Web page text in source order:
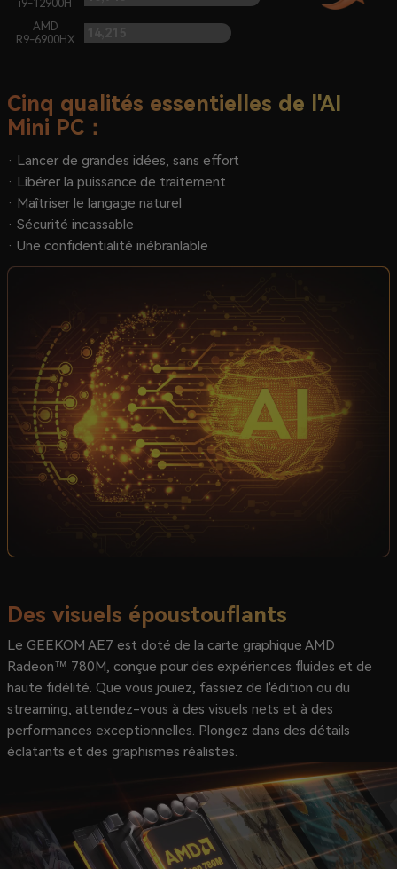
i9-12900H
AMD
R9-6900HX
Cinq qualités essentielles de l'AI
Mini PC：
· Lancer de grandes idées, sans effort
· Libérer la puissance de traitement
· Maîtriser le langage naturel
· Sécurité incassable
· Une confidentialité inébranlable
Des visuels époustouflants
Le GEEKOM AE7 est doté de la carte graphique AMD
Radeon™ 780M, conçue pour des expériences fluides et de
haute fidélité. Que vous jouiez, fassiez de l'édition ou du
streaming, attendez-vous à des visuels nets et à des
performances exceptionnelles. Plongez dans des détails
éclatants et des graphismes réalistes.